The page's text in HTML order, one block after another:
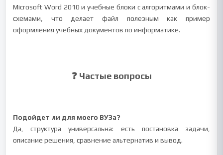
Microsoft Word 2010 и учебные блоки с алгоритмами и блок-
схемами, что делает файл полезным как пример
оформления учебных документов по информатике.
❓ Частые вопросы
Подойдет ли для моего ВУЗа?
Да, структура универсальна: есть постановка задачи,
описание решения, сравнение альтернатив и вывод.